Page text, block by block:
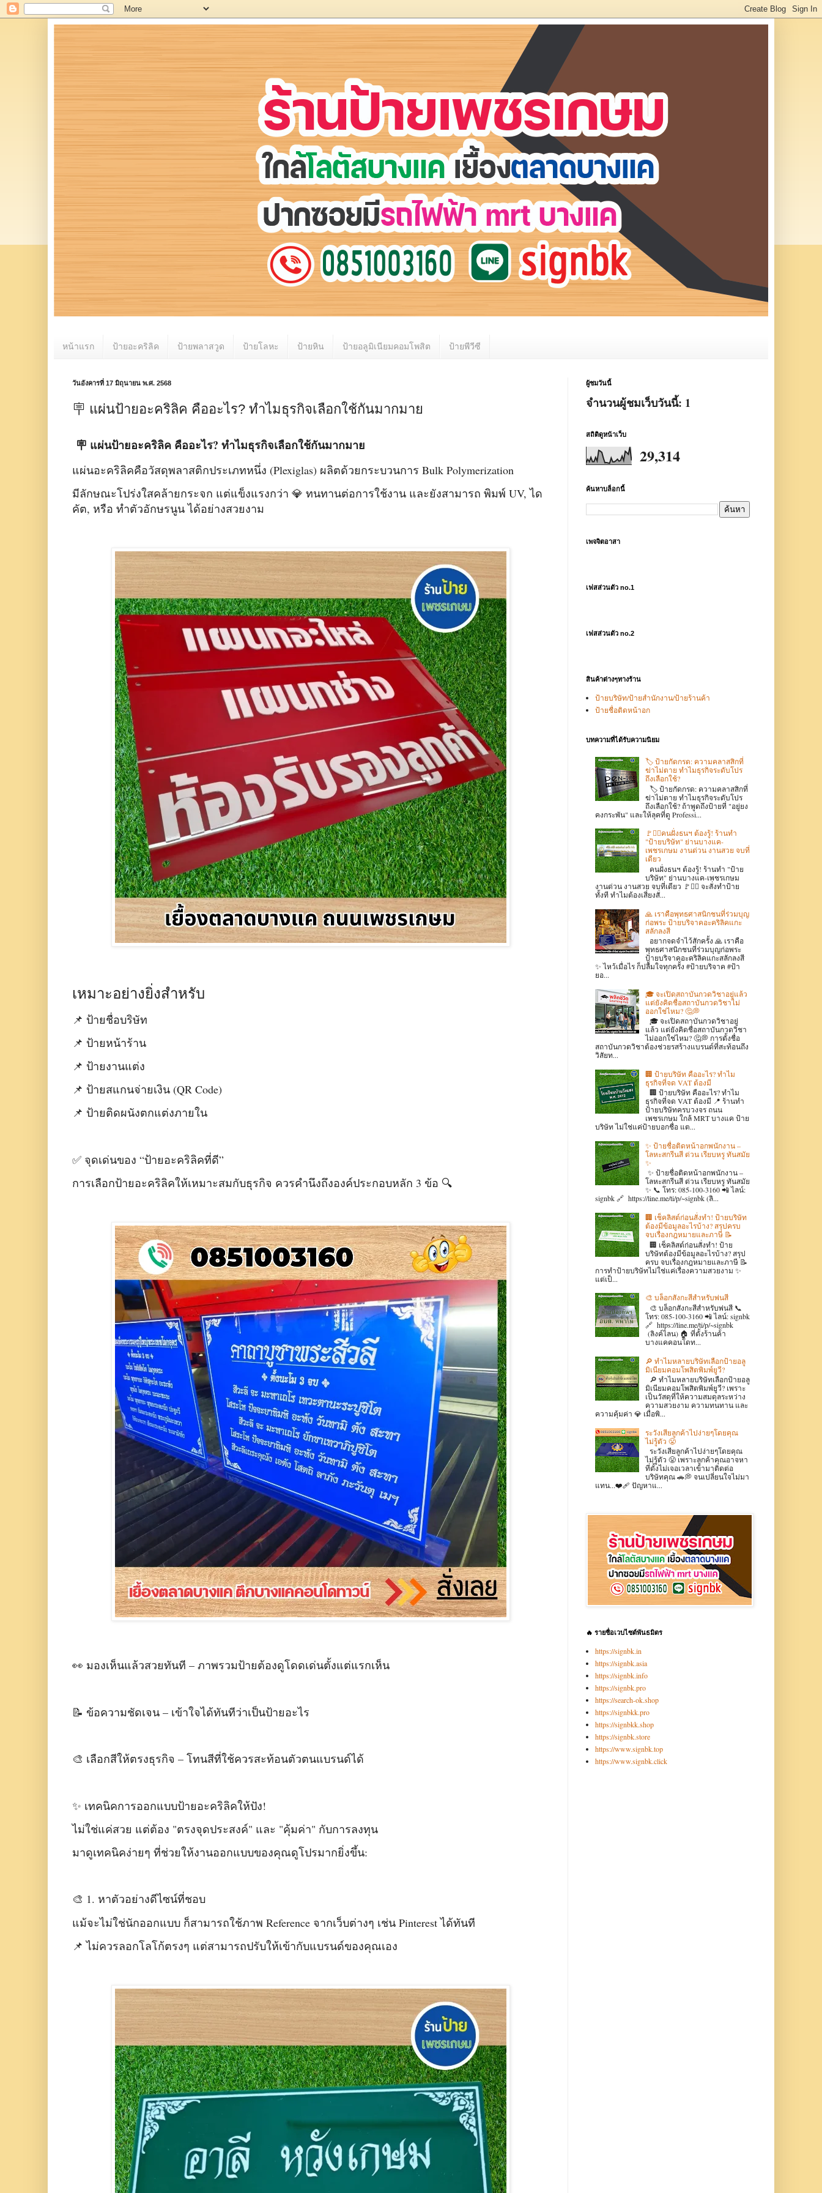
หน้าแรก ป้ายอะคริลิค ป้ายพลาสวูด ป้ายโลหะ ป้ายหิน ป้ายอลูมิเนียมคอมโพสิต ป้ายพีวีซี
วันอังคารที่ 17 มิถุนายน พ.ศ. 2568
🪧 แผ่นป้ายอะคริลิค คืออะไร? ทำไมธุรกิจเลือกใช้กันมากมาย
🪧 แผ่นป้ายอะคริลิค คืออะไร? ทำไมธุรกิจเลือกใช้กันมากมาย
แผ่นอะคริลิคคือวัสดุพลาสติกประเภทหนึ่ง (Plexiglas) ผลิตด้วยกระบวนการ Bulk Polymerization
มีลักษณะโปร่งใสคล้ายกระจก แต่แข็งแรงกว่า 💎 ทนทานต่อการใช้งาน และยังสามารถ พิมพ์ UV, ได
คัต, หรือ ทำตัวอักษรนูน ได้อย่างสวยงาม
เหมาะอย่างยิ่งสำหรับ
📌 ป้ายชื่อบริษัท
📌 ป้ายหน้าร้าน
📌 ป้ายงานแต่ง
📌 ป้ายสแกนจ่ายเงิน (QR Code)
📌 ป้ายติดผนังตกแต่งภายใน
✅ จุดเด่นของ “ป้ายอะคริลิคที่ดี”
การเลือกป้ายอะคริลิคให้เหมาะสมกับธุรกิจ ควรคำนึงถึงองค์ประกอบหลัก 3 ข้อ 🔍
👀 มองเห็นแล้วสวยทันที – ภาพรวมป้ายต้องดูโดดเด่นตั้งแต่แรกเห็น
📝 ข้อความชัดเจน – เข้าใจได้ทันทีว่าเป็นป้ายอะไร
🎨 เลือกสีให้ตรงธุรกิจ – โทนสีที่ใช้ควรสะท้อนตัวตนแบรนด์ได้
✨ เทคนิคการออกแบบป้ายอะคริลิคให้ปัง!
ไม่ใช่แค่สวย แต่ต้อง "ตรงจุดประสงค์" และ "คุ้มค่า" กับการลงทุน
มาดูเทคนิคง่ายๆ ที่ช่วยให้งานออกแบบของคุณดูโปรมากยิ่งขึ้น:
🎨 1. หาตัวอย่างดีไซน์ที่ชอบ
แม้จะไม่ใช่นักออกแบบ ก็สามารถใช้ภาพ Reference จากเว็บต่างๆ เช่น Pinterest ได้ทันที
📌 ไม่ควรลอกโลโก้ตรงๆ แต่สามารถปรับให้เข้ากับแบรนด์ของคุณเอง
ผู้ชมวันนี้
จำนวนผู้ชมเว็บวันนี้: 1
สถิติดูหน้าเว็บ
29,314
ค้นหาบล็อกนี้
เพจจิตอาสา
เฟสส่วนตัว no.1
เฟสส่วนตัว no.2
สินค้าต่างๆทางร้าน
ป้ายบริษัท/ป้ายสำนักงาน/ป้ายร้านค้า
ป้ายชื่อติดหน้าอก
บทความที่ได้รับความนิยม
🏷️ ป้ายกัดกรด: ความคลาสสิกที่
ฆ่าไม่ตาย ทำไมธุรกิจระดับโปร
ถึงเลือกใช้?
🏷️ ป้ายกัดกรด: ความคลาสสิกที่
ฆ่าไม่ตาย ทำไมธุรกิจระดับโปร
ถึงเลือกใช้? ถ้าพูดถึงป้ายที่ "อยู่ยง
คงกระพัน" และให้ลุคที่ดู Professi...
🚩👷‍♂️คนฝั่งธนฯ ต้องรู้! ร้านทำ
"ป้ายบริษัท" ย่านบางแค-
เพชรเกษม งานด่วน งานสวย จบที่
เดียว
คนฝั่งธนฯ ต้องรู้! ร้านทำ "ป้าย
บริษัท" ย่านบางแค-เพชรเกษม
งานด่วน งานสวย จบที่เดียว 🚩👷‍♂️ จะสั่งทำป้าย
ทั้งที ทำไมต้องเสี่ยงสั่...
🙏 เราคือพุทธศาสนิกชนที่ร่วมบุญ
ก่อพระ ป้ายบริจาคอะคริลิคแกะ
สลักลงสี
อยากจดจำไว้สักครั้ง 🙏 เราคือ
พุทธศาสนิกชนที่ร่วมบุญก่อพระ
ป้ายบริจาคอะคริลิคแกะสลักลงสี
✨ ไหว้เมื่อไร ก็ปลื้มใจทุกครั้ง #ป้ายบริจาค #ป้า
ยอ...
🎓 จะเปิดสถาบันกวดวิชาอยู่แล้ว
แต่ยังคิดชื่อสถาบันกวดวิชาไม่
ออกใช่ไหม? 🤔💭
🎓 จะเปิดสถาบันกวดวิชาอยู่
แล้ว แต่ยังคิดชื่อสถาบันกวดวิชา
ไม่ออกใช่ไหม? 🤔💭 การตั้งชื่อ
สถาบันกวดวิชาต้องช่วยรสร้างแบรนด์ที่สะท้อนถึง
วิสัยท...
🏢 ป้ายบริษัท คืออะไร? ทำไม
ธุรกิจที่จด VAT ต้องมี
🏢 ป้ายบริษัท คืออะไร? ทำไม
ธุรกิจที่จด VAT ต้องมี 📍 ร้านทำ
ป้ายบริษัทครบวงจร ถนน
เพชรเกษม ใกล้ MRT บางแค ป้าย
บริษัท ไม่ใช่แค่ป้ายบอกชื่อ แต...
✨ ป้ายชื่อติดหน้าอกพนักงาน –
โลหะสกรีนสี ด่วน เรียบหรู ทันสมัย
✨
✨ ป้ายชื่อติดหน้าอกพนักงาน –
โลหะสกรีนสี ด่วน เรียบหรู ทันสมัย
✨ 📞 โทร: 085-100-3160 📲 ไลน์:
signbk 🔗 https://line.me/ti/p/~signbk (ลิ...
🏢 เช็คลิสต์ก่อนสั่งทำ! ป้ายบริษัท
ต้องมีข้อมูลอะไรบ้าง? สรุปครบ
จบเรื่องกฎหมายและภาษี 📝
🏢 เช็คลิสต์ก่อนสั่งทำ! ป้าย
บริษัทต้องมีข้อมูลอะไรบ้าง? สรุป
ครบ จบเรื่องกฎหมายและภาษี 📝
การทำป้ายบริษัทไม่ใช่แค่เรื่องความสวยงาม ✨
แต่เป็...
🎨 บล็อกสังกะสีสำหรับพ่นสี
🎨 บล็อกสังกะสีสำหรับพ่นสี 📞
โทร: 085-100-3160 📲 ไลน์: signbk
🔗 https://line.me/ti/p/~signbk
(ลิงค์ไลน) 🏠 ที่ตั้งร้านค้า
บางแคคอนโดท...
🔎 ทำไมหลายบริษัทเลือกป้ายอลู
มิเนียมคอมโพสิตพิมพ์ยูวี?
🔎 ทำไมหลายบริษัทเลือกป้ายอลู
มิเนียมคอมโพสิตพิมพ์ยูวี? เพราะ
เป็นวัสดุที่ให้ความสมดุลระหว่าง
ความสวยงาม ความทนทาน และ
ความคุ้มค่า 💎 เมื่อพิ...
ระวังเสียลูกค้าไปง่ายๆโดยคุณ
ไม่รู้ตัว 😤
ระวังเสียลูกค้าไปง่ายๆโดยคุณ
ไม่รู้ตัว 😤 เพราะลูกค้าคุณอาจหา
ที่ตั้งไม่เจอเวลาเข้ามาติดต่อ
บริษัทคุณ 🚗💭 จนเปลี่ยนใจไม่มา
แทน...❤️‍🩹 ปัญหาแ...
🔥 รายชื่อเวบไซต์พันธมิตร
https://signbk.in
https://signbk.asia
https://signbk.info
https://signbk.pro
https://search-ok.shop
https://signbkk.pro
https://signbkk.shop
https://signbk.store
https://www.signbk.top
https://www.signbk.click